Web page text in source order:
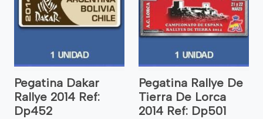
Pegatina Dakar
Rallye 2014 Ref:
Dp452
Pegatina Rallye De
Tierra De Lorca
2014 Ref: Dp501